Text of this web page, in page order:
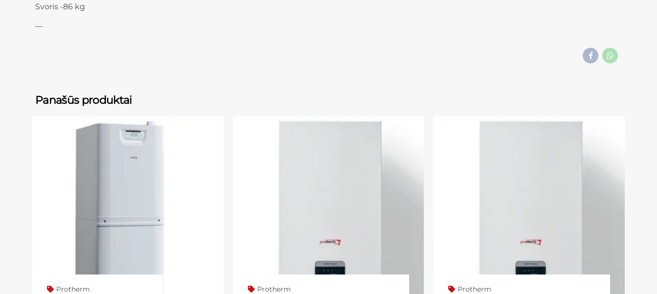
Svoris -86 kg
—
Panašūs produktai
Protherm Protherm Protherm